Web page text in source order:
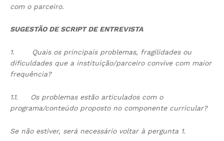
com o parceiro.
SUGESTÃO DE SCRIPT DE ENTREVISTA
1.
Quais os principais problemas, fragilidades ou
dificuldades que a instituição/parceiro convive com maior
frequência?
1.1.
Os problemas estão articulados com o
programa/conteúdo proposto no componente curricular?
Se não estiver, será necessário voltar à pergunta 1.